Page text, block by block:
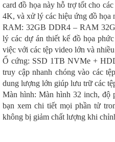
card đồ họa này hỗ trợ tốt cho
4K, và xử lý các hiệu ứng đồ họa
RAM: 32GB DDR4 – RAM
lý các dự án thiết kế đồ họa
việc với các tệp video lớn và
Ổ cứng: SSD 1TB NVMe +
truy cập nhanh chóng vào các
dung lượng lớn giúp lưu trữ các
Màn hình: Màn hình 32 inch,
bạn xem chi tiết mọi phần tử
không bị giảm chất lượng khi